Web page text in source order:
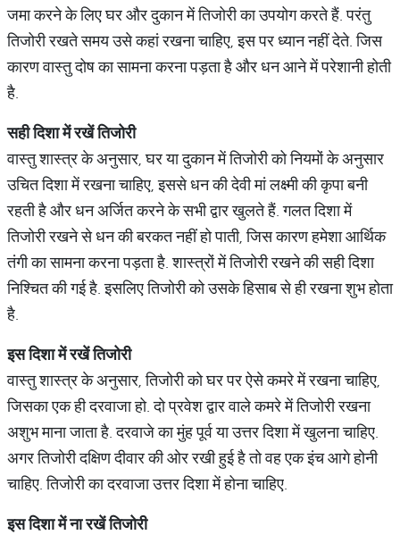
जमा करने के लिए घर और दुकान में तिजोरी का उपयोग करते हैं. परंतु
तिजोरी रखते समय उसे कहां रखना चाहिए, इस पर ध्यान नहीं देते. जिस
कारण वास्तु दोष का सामना करना पड़ता है और धन आने में परेशानी होती
है.
सही दिशा में रखें तिजोरी
वास्तु शास्त्र के अनुसार, घर या दुकान में तिजोरी को नियमों के अनुसार
उचित दिशा में रखना चाहिए, इससे धन की देवी मां लक्ष्मी की कृपा बनी
रहती है और धन अर्जित करने के सभी द्वार खुलते हैं. गलत दिशा में
तिजोरी रखने से धन की बरकत नहीं हो पाती, जिस कारण हमेशा आर्थिक
तंगी का सामना करना पड़ता है. शास्त्रों में तिजोरी रखने की सही दिशा
निश्चित की गई है. इसलिए तिजोरी को उसके हिसाब से ही रखना शुभ होता
है.
इस दिशा में रखें तिजोरी
वास्तु शास्त्र के अनुसार, तिजोरी को घर पर ऐसे कमरे में रखना चाहिए,
जिसका एक ही दरवाजा हो. दो प्रवेश द्वार वाले कमरे में तिजोरी रखना
अशुभ माना जाता है. दरवाजे का मुंह पूर्व या उत्तर दिशा में खुलना चाहिए.
अगर तिजोरी दक्षिण दीवार की ओर रखी हुई है तो वह एक इंच आगे होनी
चाहिए. तिजोरी का दरवाजा उत्तर दिशा में होना चाहिए.
इस दिशा में ना रखें तिजोरी